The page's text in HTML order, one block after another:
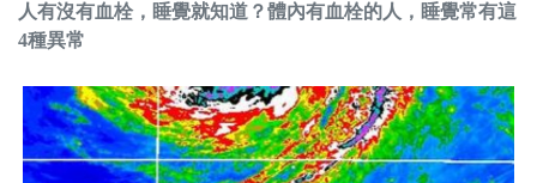
人有沒有血栓，睡覺就知道？體內有血栓的人，睡覺常有這
4種異常